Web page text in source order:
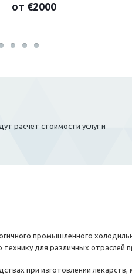
от €2000
расчет стоимости услуг и
промышленного
для различных отраслей
при изготовлении лекарств,